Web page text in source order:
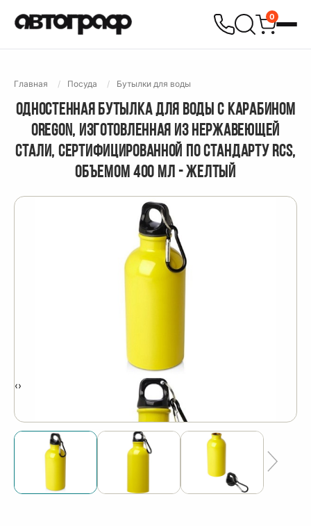
0
Главная Посуда Бутылки для воды
ОДНОСТЕННАЯ БУТЫЛКА ДЛЯ ВОДЫ С КАРАБИНОМ
OREGON, ИЗГОТОВЛЕННАЯ ИЗ НЕРЖАВЕЮЩЕЙ
СТАЛИ, СЕРТИФИЦИРОВАННОЙ ПО СТАНДАРТУ RCS,
ОБЪЕМОМ 400 МЛ - ЖЕЛТЫЙ
‹›